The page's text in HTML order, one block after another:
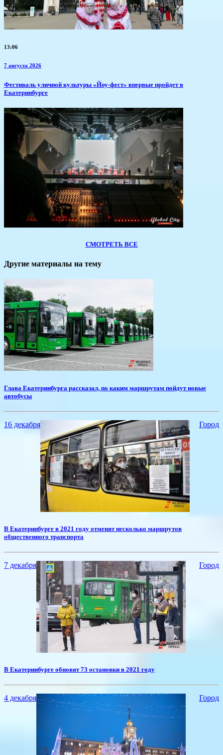
13:06
7 августа 2026
​Фестиваль уличной культуры «Йоу-фест» впервые пройдет в
Екатеринбурге
СМОТРЕТЬ ВСЕ
Другие материалы на тему
Глава Екатеринбурга рассказал, по каким маршрутам пойдут новые
автобусы
16 декабря Город
​В Екатеринбурге в 2021 году отменят несколько маршрутов
общественного транспорта
7 декабря Город
​В Екатеринбурге обновят 73 остановки в 2021 году
4 декабря Город